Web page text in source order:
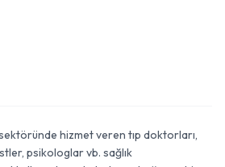
hizmet veren tıp doktorları,
psikologlar vb. sağlık